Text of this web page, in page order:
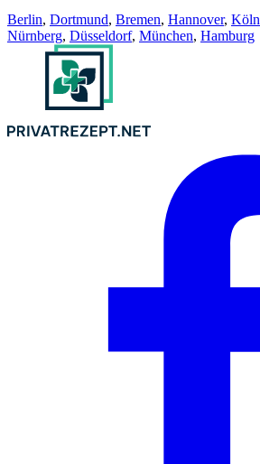
Berlin, Dortmund, Bremen, Hannover, Köln
Nürnberg, Düsseldorf, München, Hamburg